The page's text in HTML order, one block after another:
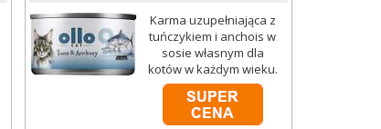
Karma uzupełniająca z
tuńczykiem i anchois w
sosie własnym dla
kotów w każdym wieku.